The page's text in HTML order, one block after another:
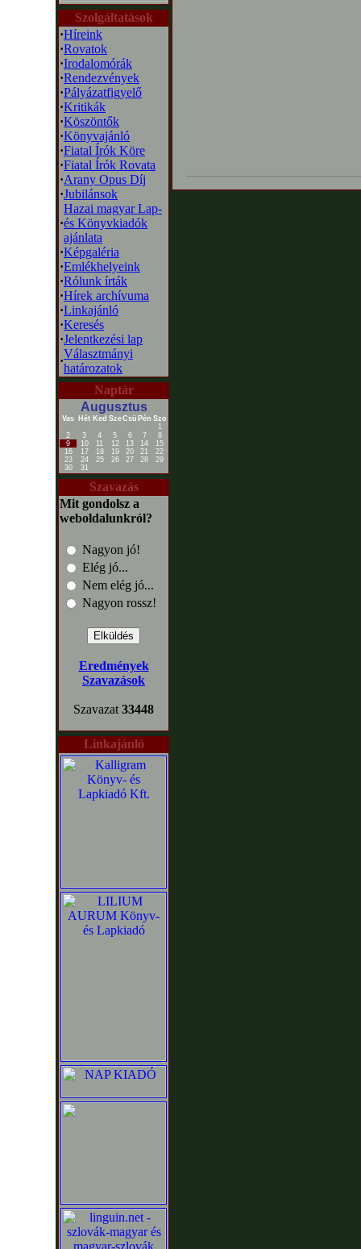
Szolgáltatások
·Híreink
·Rovatok
·Irodalomórák
·Rendezvények
·Pályázatfigyelő
·Kritikák
·Köszöntők
·Könyvajánló
·Fiatal Írók Köre
·Fiatal Írók Rovata
·Arany Opus Díj
·Jubilánsok
·
Hazai magyar Lap-
és Könyvkiadók
ajánlata
·Képgaléria
·Emlékhelyeink
·Rólunk írták
·Hírek archívuma
·Linkajánló
·Keresés
·Jelentkezési lap
·
Választmányi
határozatok
Naptár
Augusztus
Vas Hét Ked SzeCsü Pén Szo
1
2
3 4 5 6 7
8
9
10 11 12 13 14
15
16
17 18 19 20 21
22
23
24 25 26 27 28
29
30
31
Szavazás
Mit gondolsz a
weboldalunkról?
Nagyon jó!
Elég jó...
Nem elég jó...
Nagyon rossz!
Eredmények
Szavazások
Szavazat 33448
Linkajánló